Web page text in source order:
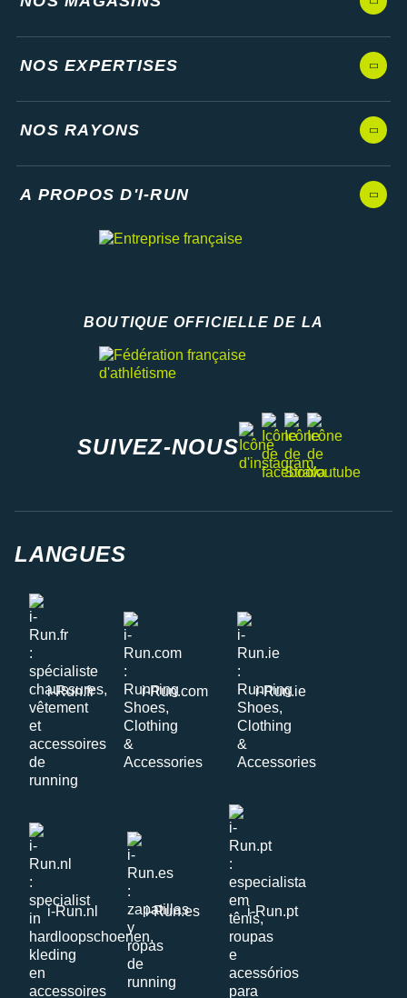
NOS EXPERTISES
NOS RAYONS
A PROPOS D'I-RUN
BOUTIQUE OFFICIELLE DE LA
SUIVEZ-NOUS
instagram
facebook
stravayoutube
LANGUES
i-Run.fr i-Run.com i-Run.ie
i-Run.nl i-Run.es i-Run.pt